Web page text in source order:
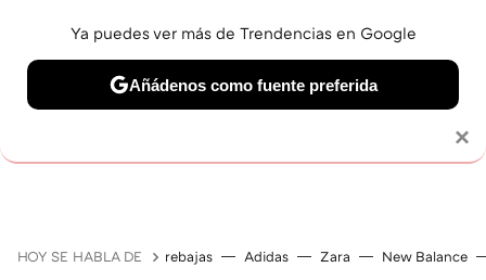
HOY SE HABLA DE rebajas Adidas Zara New Balance
×
Ya puedes ver más de Trendencias en Google
Añádenos como fuente preferida